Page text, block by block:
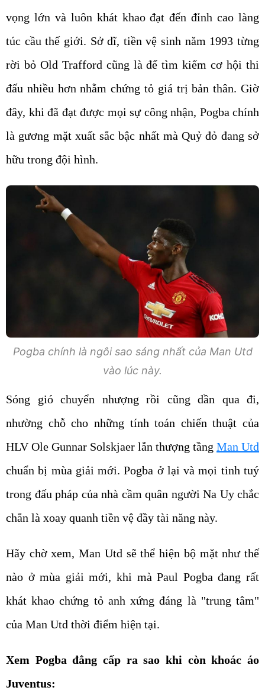
vọng lớn và luôn khát khao đạt đến đỉnh cao làng
túc cầu thế giới. Sở dĩ, tiền vệ sinh năm 1993 từng
rời bỏ Old Trafford cũng là để tìm kiếm cơ hội thi
đấu nhiều hơn nhằm chứng tỏ giá trị bản thân. Giờ
đây, khi đã đạt được mọi sự công nhận, Pogba chính
là gương mặt xuất sắc bậc nhất mà Quỷ đỏ đang sở
hữu trong đội hình.
Pogba chính là ngôi sao sáng nhất của Man Utd
vào lúc này.
Sóng gió chuyển nhượng rồi cũng dần qua đi,
nhường chỗ cho những tính toán chiến thuật của
HLV Ole Gunnar Solskjaer lẫn thượng tầng Man Utd
chuẩn bị mùa giải mới. Pogba ở lại và mọi tinh tuý
trong đấu pháp của nhà cầm quân người Na Uy chắc
chắn là xoay quanh tiền vệ đầy tài năng này.
Hãy chờ xem, Man Utd sẽ thể hiện bộ mặt như thế
nào ở mùa giải mới, khi mà Paul Pogba đang rất
khát khao chứng tỏ anh xứng đáng là "trung tâm"
của Man Utd thời điểm hiện tại.
Xem Pogba đẳng cấp ra sao khi còn khoác áo
Juventus: